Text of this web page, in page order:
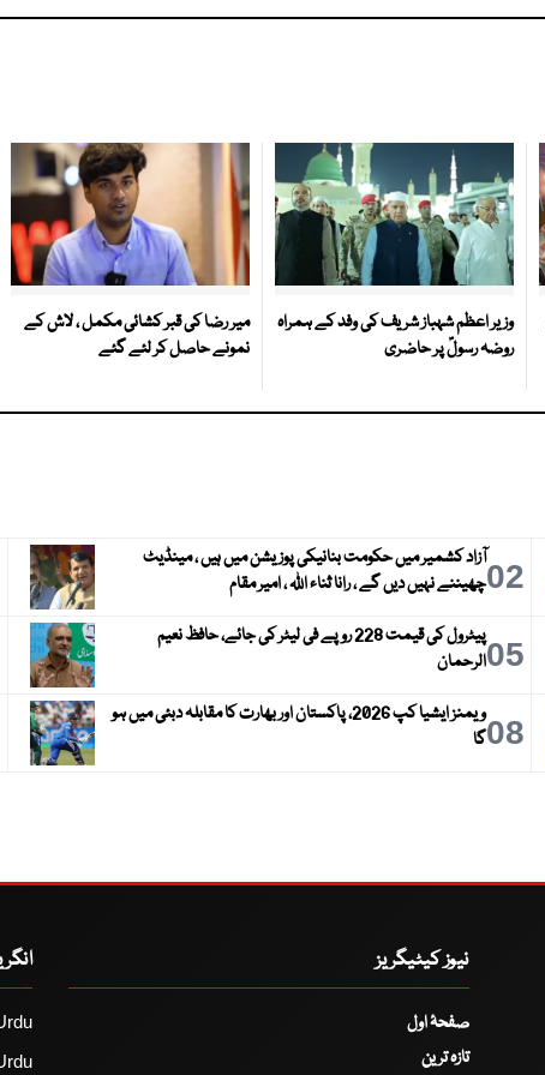
وزیر اعظم شہباز شریف کی وفد کے ہمراہ
روضہ رسولؐ پر حاضری
میر رضا کی قبر کشائی مکمل ، لاش کے
نمونے حاصل کر لئے گئے
02آزاد کشمیر میں حکومت بنانیکی پوزیشن میں ہیں ، مینڈیٹ
چھیننے نہیں دیں گے ، رانا ثناء اللہ ، امیر مقام
05
پیٹرول کی قیمت 228 روپے فی لیٹر کی جائے، حافظ نعیم
الرحمان
08
ویمنز ایشیا کپ 2026، پاکستان اور بھارت کا مقابلہ دبئی میں ہو
گا
نیوز کیٹیگریز
صفحۂ اول
تازہ ترین